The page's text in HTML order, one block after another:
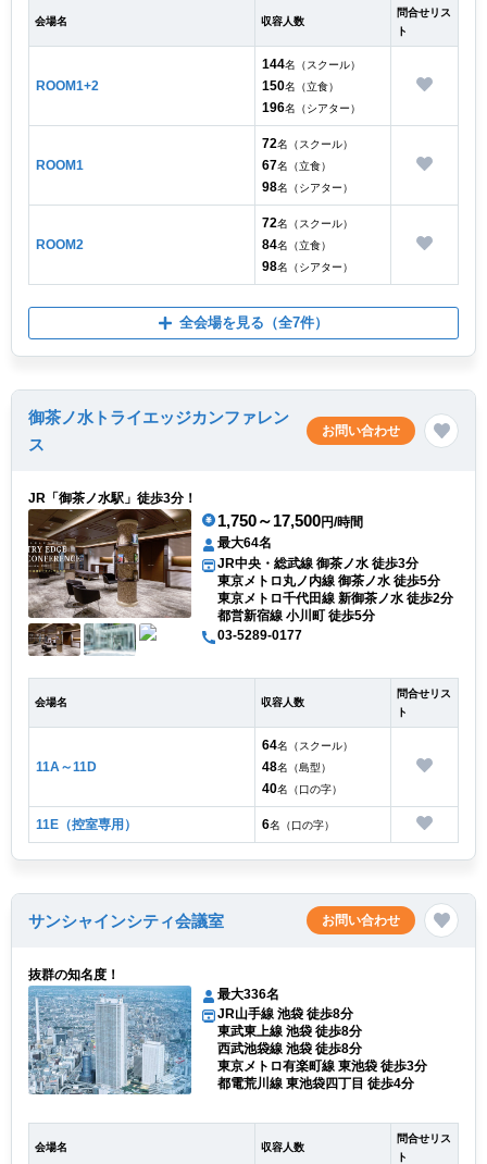
会場名 収容人数
問合せリス
ト
ROOM1+2
144名（スクール）
150名（立食）
196名（シアター）
ROOM1
72名（スクール）
67名（立食）
98名（シアター）
ROOM2
72名（スクール）
84名（立食）
98名（シアター）
全会場を見る （全7件）
御茶ノ水トライエッジカンファレン
ス
お問い合わせ
JR「御茶ノ水駅」徒歩3分！
1,750～17,500円/時間
最大64名
JR中央・総武線 御茶ノ水 徒歩3分
東京メトロ丸ノ内線 御茶ノ水 徒歩5分
東京メトロ千代田線 新御茶ノ水 徒歩2分
都営新宿線 小川町 徒歩5分
03-5289-0177
会場名 収容人数
問合せリス
ト
11A～11D
64名（スクール）
48名（島型）
40名（口の字）
11E（控室専用） 6名（口の字）
サンシャインシティ会議室 お問い合わせ
抜群の知名度！
最大336名
JR山手線 池袋 徒歩8分
東武東上線 池袋 徒歩8分
西武池袋線 池袋 徒歩8分
東京メトロ有楽町線 東池袋 徒歩3分
都電荒川線 東池袋四丁目 徒歩4分
会場名 収容人数
問合せリス
ト